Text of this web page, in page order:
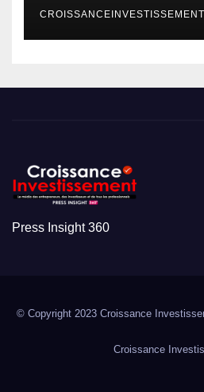
CROISSANCEINVESTISSEMENT
Press Insight 360
© Copyright 2023 Croissance
Croissance